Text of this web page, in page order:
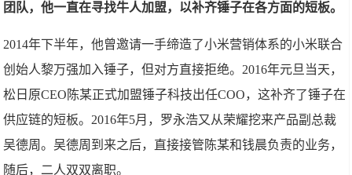
团队，他一直在寻找牛人加盟，以补齐锤子在各方面的短板。
2014年下半年，他曾邀请一手缔造了小米营销体系的小米联合
创始人黎万强加入锤子，但对方直接拒绝。2016年元旦当天，
松日原CEO陈某正式加盟锤子科技出任COO，这补齐了锤子在
供应链的短板。2016年5月，罗永浩又从荣耀挖来产品副总裁
吴德周。吴德周到来之后，直接接管陈某和钱晨负责的业务，
随后，二人双双离职。